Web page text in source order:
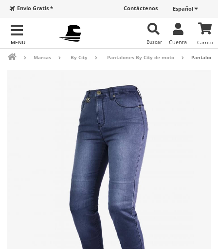
Español
Contáctenos
Envío Gratis *
Carrito
Cuenta
Buscar
Marcas By City Pantalones By City de moto